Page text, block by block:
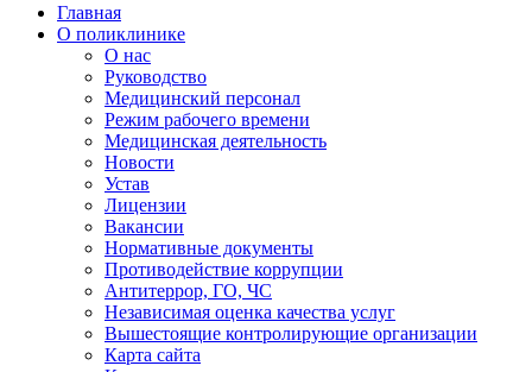
Главная
О поликлинике
О нас
Руководство
Медицинский персонал
Режим рабочего времени
Медицинская деятельность
Новости
Устав
Лицензии
Вакансии
Нормативные документы
Противодействие коррупции
Антитеррор, ГО, ЧС
Независимая оценка качества услуг
Вышестоящие контролирующие организации
Карта сайта